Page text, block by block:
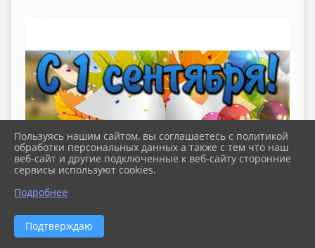
Примите сердечные поздравления с
Пользуясь нашим сайтом, вы соглашаетесь с политикой
обработки персональных данных а также с тем что наш
веб-сайт и другие подключенные к веб-сайту сторонние
сервисы используют cookies.
Подробнее
Подтверждаю